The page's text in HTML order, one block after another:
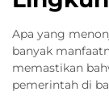
Apa yang
banyak
memastikan
pemerintah di